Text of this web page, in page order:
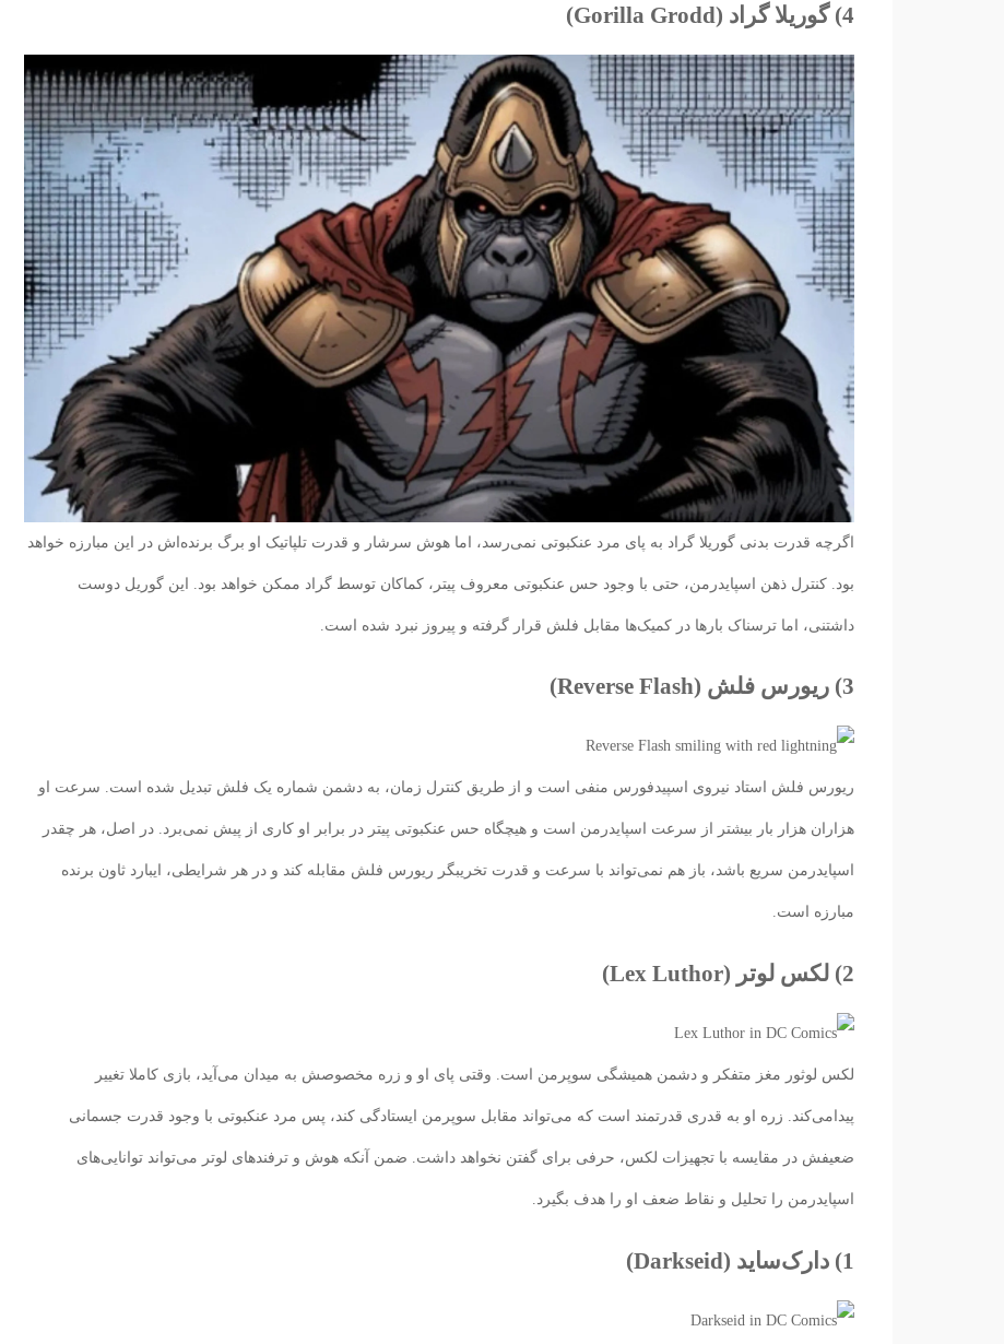
4) گوریلا گراد (Gorilla Grodd)
اگرچه قدرت بدنی گوریلا گراد به پای مرد عنکبوتی نمی‌رسد، اما هوش سرشار و قدرت تلپاتیک او برگ برنده‌اش در این مبارزه خواهد
بود. کنترل ذهن اسپایدرمن، حتی با وجود حس عنکبوتی معروف پیتر، کماکان توسط گراد ممکن خواهد بود. این گوریل دوست
داشتنی، اما ترسناک بارها در کمیک‌ها مقابل فلش قرار گرفته و پیروز نبرد شده است.
3) ریورس فلش (Reverse Flash)
ریورس فلش استاد نیروی اسپیدفورس منفی است و از طریق کنترل زمان، به دشمن شماره یک فلش تبدیل شده است. سرعت او
هزاران هزار بار بیشتر از سرعت اسپایدرمن است و هیچگاه حس عنکبوتی پیتر در برابر او کاری از پیش نمی‌برد. در اصل، هر چقدر
اسپایدرمن سریع باشد، باز هم نمی‌تواند با سرعت و قدرت تخریبگر ریورس فلش مقابله کند و در هر شرایطی، ایبارد ثاون برنده
مبارزه است.
2) لکس لوتر (Lex Luthor)
لکس لوثور مغز متفکر و دشمن همیشگی سوپرمن است. وقتی پای او و زره مخصوصش به میدان می‌آید، بازی کاملا تغییر
پیدامی‌کند. زره او به قدری قدرتمند است که می‌تواند مقابل سوپرمن ایستادگی کند، پس مرد عنکبوتی با وجود قدرت جسمانی‌
ضعیفش در مقایسه با تجهیزات لکس، حرفی برای گفتن نخواهد داشت. ضمن آنکه هوش و ترفندهای لوتر می‌تواند توانایی‌های
اسپایدرمن را تحلیل و نقاط ضعف او را هدف بگیرد.
1) دارک‌ساید (Darkseid)